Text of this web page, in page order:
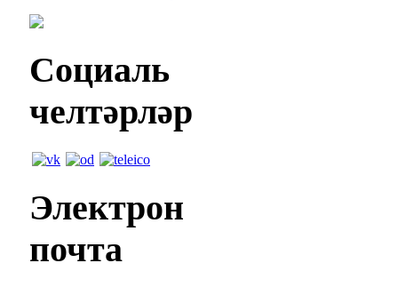
Социаль
челтәрләр
Электрон
почта